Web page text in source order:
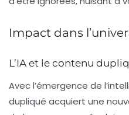
Impact dans
L’IA et le contenu
Avec l’émergence de
dupliqué acquiert une